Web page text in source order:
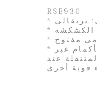
RSE930
برتقالي
مفتوح
* انتبه: طبقة واحدة من التول الوهمي يمكن أن تجعل قماش الأكمام غير
عند